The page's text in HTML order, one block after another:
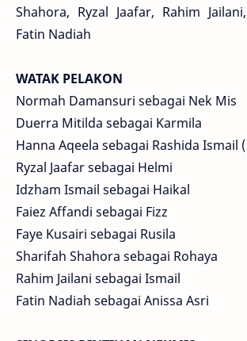
Shahora, Ryzal Jaafar, Rahim
Fatin Nadiah
WATAK PELAKON
Normah Damansuri sebagai Nek Mis
Duerra Mitilda sebagai Karmila
Hanna Aqeela sebagai Rashida Ismail
Ryzal Jaafar sebagai Helmi
Idzham Ismail sebagai Haikal
Faiez Affandi sebagai Fizz
Faye Kusairi sebagai Rusila
Sharifah Shahora sebagai Rohaya
Rahim Jailani sebagai Ismail
Fatin Nadiah sebagai Anissa Asri